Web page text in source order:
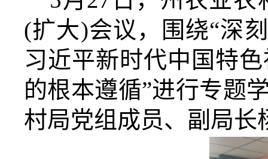
(扩大)会议，
围绕“深
习近平新时代中国特
的根本遵循”进行专题
村局党组 成员、 副 局长